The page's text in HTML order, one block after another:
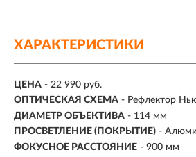
ХАРАКТЕРИСТИКИ
ЦЕНА - 22 990 руб.
ОПТИЧЕСКАЯ СХЕМА - Рефлектор
ДИАМЕТР ОБЪЕКТИВА - 114 мм
ПРОСВЕТЛЕНИЕ (ПОКРЫТИЕ) -
ФОКУСНОЕ РАССТОЯНИЕ - 900 мм